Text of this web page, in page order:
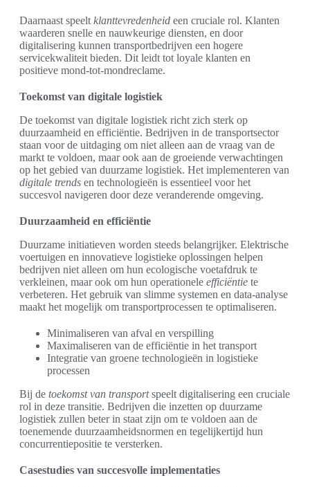
Daarnaast speelt klanttevredenheid een cruciale rol. Klanten
waarderen snelle en nauwkeurige diensten, en door
digitalisering kunnen transportbedrijven een hogere
servicekwaliteit bieden. Dit leidt tot loyale klanten en
positieve mond-tot-mondreclame.
Toekomst van digitale logistiek
De toekomst van digitale logistiek richt zich sterk op
duurzaamheid en efficiëntie. Bedrijven in de transportsector
staan voor de uitdaging om niet alleen aan de vraag van de
markt te voldoen, maar ook aan de groeiende verwachtingen
op het gebied van duurzame logistiek. Het implementeren van
digitale trends en technologieën is essentieel voor het
succesvol navigeren door deze veranderende omgeving.
Duurzaamheid en efficiëntie
Duurzame initiatieven worden steeds belangrijker. Elektrische
voertuigen en innovatieve logistieke oplossingen helpen
bedrijven niet alleen om hun ecologische voetafdruk te
verkleinen, maar ook om hun operationele efficiëntie te
verbeteren. Het gebruik van slimme systemen en data-analyse
maakt het mogelijk om transportprocessen te optimaliseren.
Minimaliseren van afval en verspilling
Maximaliseren van de efficiëntie in het transport
Integratie van groene technologieën in logistieke
processen
Bij de toekomst van transportspeelt digitalisering een cruciale
rol in deze transitie. Bedrijven die inzetten op duurzame
logistiek zullen beter in staat zijn om te voldoen aan de
toenemende duurzaamheidsnormen en tegelijkertijd hun
concurrentiepositie te versterken.
Casestudies van succesvolle implementaties